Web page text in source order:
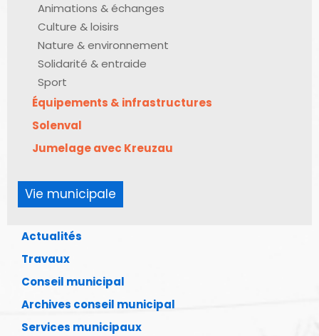
Animations & échanges
Culture & loisirs
Nature & environnement
Solidarité & entraide
Sport
Équipements & infrastructures
Solenval
Jumelage avec Kreuzau
Vie municipale
Actualités
Travaux
Conseil municipal
Archives conseil municipal
Services municipaux